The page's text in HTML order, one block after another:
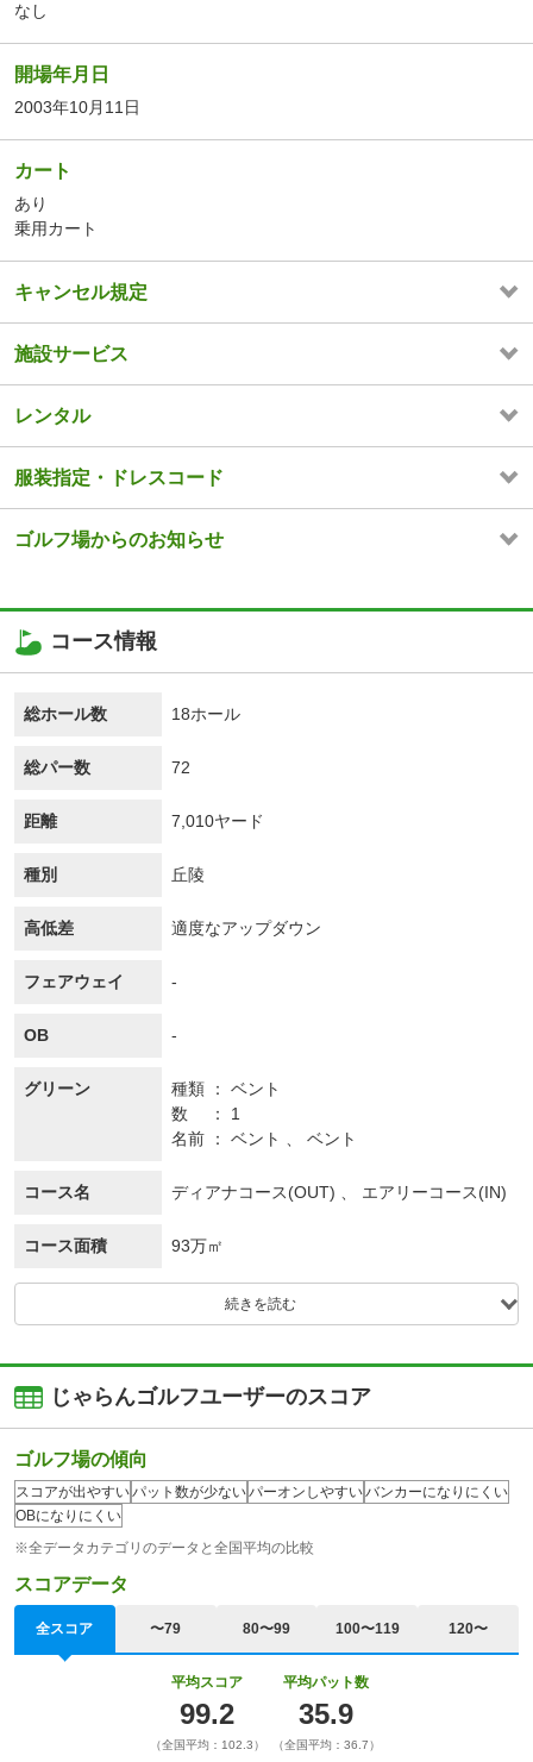
なし
開場年月日
2003年10月11日
カート
あり
乗用カート
キャンセル規定
施設サービス
レンタル
服装指定・ドレスコード
ゴルフ場からのお知らせ
コース情報
総ホール数 18ホール
総パー数 72
距離 7,010ヤード
種別 丘陵
高低差 適度なアップダウン
フェアウェイ -
OB -
グリーン 種類
ベント
数
1
名前
ベント 、 ベント
コース名 ディアナコース(OUT) 、 エアリーコース(IN)
コース面積 93万㎡
続きを読む
じゃらんゴルフユーザーのスコア
ゴルフ場の傾向
スコアが出やすいパット数が少ないパーオンしやすいバンカーになりにくい
OBになりにくい
※全データカテゴリのデータと全国平均の比較
スコアデータ
全スコア 〜79 80〜99 100〜119 120〜
平均スコア
99.2
（全国平均：102.3）
平均パット数
35.9
（全国平均：36.7）